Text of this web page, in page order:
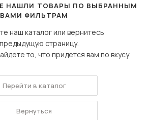
НАШЛИ ТОВАРЫ ПО ВЫБРАННЫМ
ВАМИ ФИЛЬТРАМ
наш каталог или вернитесь
страницу.
то, что придется вам по вкусу.
Перейти в каталог
Вернуться